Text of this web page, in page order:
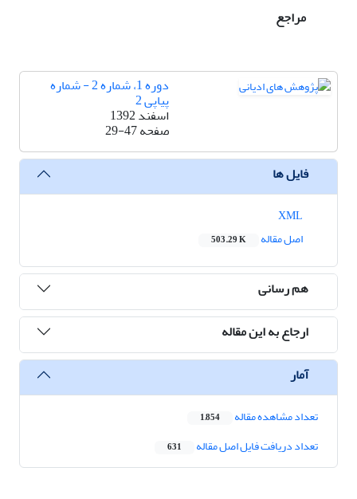
مراجع
دوره 1، شماره 2 - شماره
پیاپی 2
اسفند 1392
صفحه29-47
فایل ها
اصل مقاله
503.29 K
هم رسانی
ارجاع به این مقاله
آمار
تعداد مشاهده مقاله 1,854
تعداد دریافت فایل اصل مقاله 631